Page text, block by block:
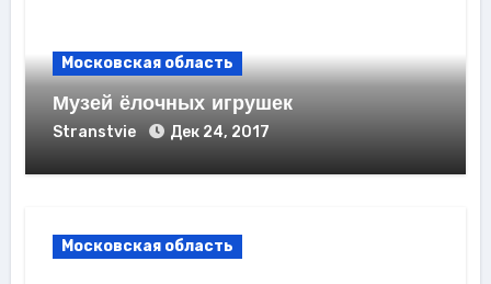
Московская область
Музей ёлочных игрушек
Stranstvie Дек 24, 2017
Московская область